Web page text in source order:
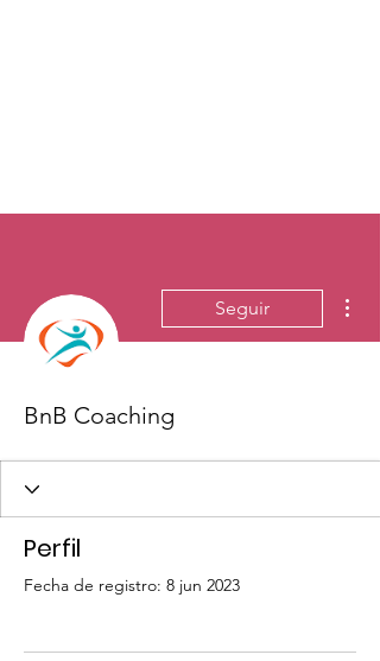
Seguir
BnB Coaching
Perfil
Fecha de registro: 8 jun 2023